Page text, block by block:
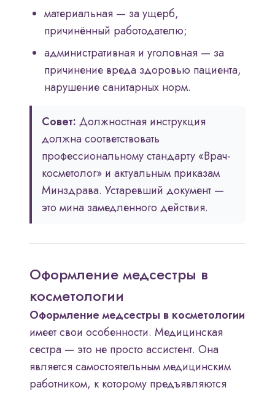
материальная — за ущерб,
причинённый работодателю;
административная и уголовная — за
причинение вреда здоровью пациента,
нарушение санитарных норм.
Совет: Должностная инструкция
должна соответствовать
профессиональному стандарту «Врач-
косметолог» и актуальным приказам
Минздрава. Устаревший документ —
это мина замедленного действия.
Оформление медсестры в
косметологии
Оформление медсестры в косметологии
имеет свои особенности. Медицинская
сестра — это не просто ассистент. Она
является самостоятельным медицинским
работником, к которому предъявляются